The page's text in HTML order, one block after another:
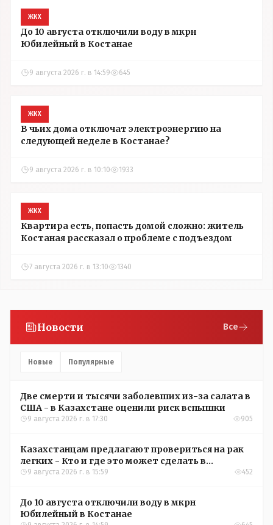
ЖКХ
До 10 августа отключили воду в мкрн
Юбилейный в Костанае
9 августа 2026 г. в 14:59 645
ЖКХ
В чьих дома отключат электроэнергию на
следующей неделе в Костанае?
9 августа 2026 г. в 10:10 1933
ЖКХ
Квартира есть, попасть домой сложно: житель
Костаная рассказал о проблеме с подъездом
7 августа 2026 г. в 13:10 1340
Новости Все
Новые Популярные
Две смерти и тысячи заболевших из-за салата в
США - в Казахстане оценили риск вспышки
9 августа 2026 г. в 17:30 905
Казахстанцам предлагают провериться на рак
легких - Кто и где это может сделать в
Костанайской области
9 августа 2026 г. в 15:59 452
До 10 августа отключили воду в мкрн
Юбилейный в Костанае